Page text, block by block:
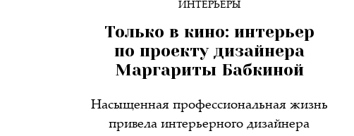
ИНТЕРЬЕРЫ
Только в кино: интерьер
по проекту дизайнера
Маргариты Бабкиной
Насыщенная профессиональная жизнь
привела интерьерного дизайнера